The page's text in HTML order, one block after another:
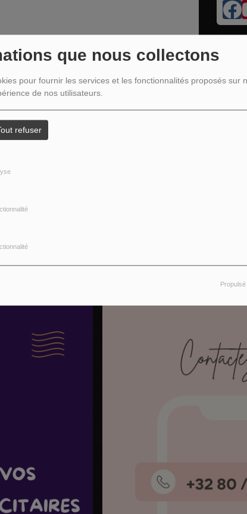
que nous collectons
pour fournir les services et les fonctionnalités proposés sur
de nos utilisateurs.
refuser
pour commenter